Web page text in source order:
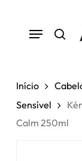
Menu Cart
Início
Sensível
Calm 250ml